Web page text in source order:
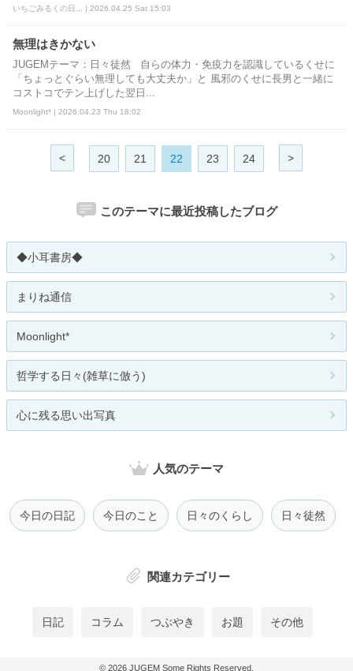
いちごみるくの日... | 2026.04.25 Sat 15:03
無理はきかない
JUGEMテーマ：日々徒然 自らの体力・免疫力を認識しているくせに
「ちょっとぐらい無理しても大丈夫か」と 風邪のくせに長男と一緒に
コストコでテン上げした翌日...
Moonlight* | 2026.04.23 Thu 18:02
< 20 21 22 23 24 >
このテーマに最近投稿したブログ
◆小耳書房◆
まりね通信
Moonlight*
哲学する日々(雑草に倣う)
心に残る思い出写真
人気のテーマ
今日の日記 今日のこと 日々のくらし 日々徒然
関連カテゴリー
日記 コラム つぶやき お題 その他
© 2026 JUGEM Some Rights Reserved.